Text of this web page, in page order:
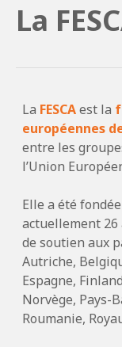
La
La FESCAest la
européennes
entre les
l’Union
Elle a été
actuellement 26
de soutien aux
Autriche,
Espagne,
Norvège, Pays-
Roumanie,